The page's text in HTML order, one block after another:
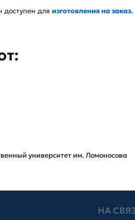
доступен для изготовления на заказ.
университет им. Ломоносова
НА